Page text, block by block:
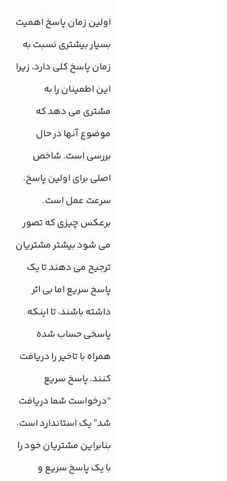
اولین زمان پاسخ اهمیت
بسیار بیشتری نسبت به
زمان پاسخ کلی دارد، زیرا
این اطمینان را به
مشتری می دهد که
موضوع آنها در حال
بررسی است. شاخص
اصلی برای اولین پاسخ،
سرعت عمل است.
برعکس چیزی که تصور
می شود بیشتر مشتریان
ترجیح می دهند تا یک
پاسخ سریع اما بی اثر
داشته باشند، تا اینکه
پاسخی حساب شده
همراه با تاخیر را دریافت
کنند. پاسخ سریع
“درخواست شما دریافت
شد” یک استاندارد است،
بنابراین مشتریان خود را
با یک پاسخ سریع و